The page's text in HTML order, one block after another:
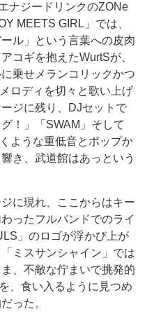
ナジードリンクのZONe
MEETS GIRL」では、
ル」という言葉への皮肉
コギを抱えたWurtSが、
乗せメランコリックかつ
ロディを切々と歌い上げ
ジに残り、DJセットで
！」「SWAM」そして
ような重低音とポップか
き、武道館はあっという
に現れ、ここからはキー
ったフルバンドでのライ
」のロゴが浮かび上が
ミスサンシャイン」では
、不敵な佇まいで挑発的
、食い入るように見つめ
った。